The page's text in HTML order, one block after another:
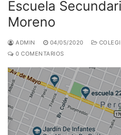
Escuela
Moreno
ADMIN 04/05/2020
0 COMENTARIOS